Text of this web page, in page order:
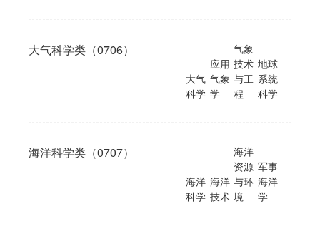
大气科学类（0706）
大气
科学
应用
气象
学
气象
技术
与工
程
地球
系统
科学
海洋科学类（0707）
海洋
科学
海洋
技术
海洋
资源
与环
境
军事
海洋
学